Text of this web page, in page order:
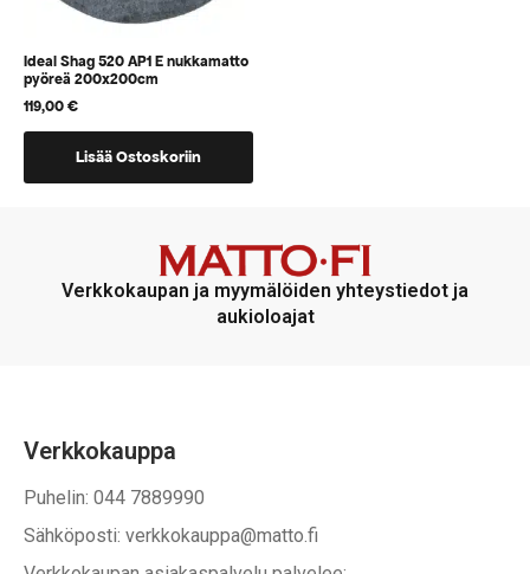
Ideal Shag 520 AP1 E nukkamatto
pyöreä 200x200cm
119,00€
Lisää Ostoskoriin
Verkkokaupan ja myymälöiden yhteystiedot ja
aukioloajat
Verkkokauppa
Puhelin: 044 7889990
Sähköposti: verkkokauppa@matto.fi